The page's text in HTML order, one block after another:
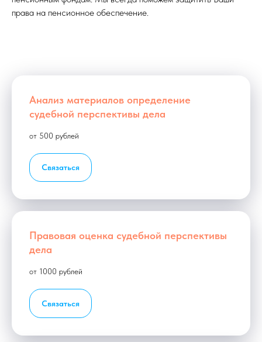
права на пенсионное обеспечение.
Анализ материалов определение
судебной перспективы дела
от 500 рублей
Связаться
Правовая оценка судебной перспективы
дела
от 1000 рублей
Связаться